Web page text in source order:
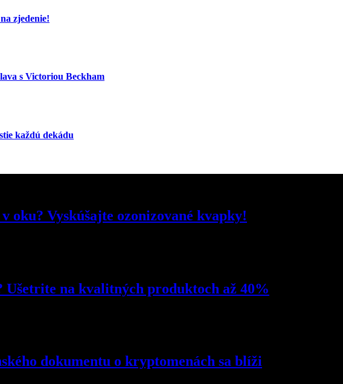
zjedenie!
s Victoriou Beckham
každú dekádu
oku? Vyskúšajte ozonizované kvapky!
Ušetrite na kvalitných produktoch až 40%
dokumentu o kryptomenách sa blíži